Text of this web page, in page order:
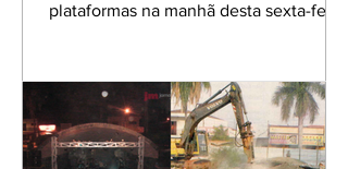
plataformas na manhã desta sexta-feira
por meio de navegadores, afetando o
acesso e o carregamento das redes
sociais. As primeiras reclamações